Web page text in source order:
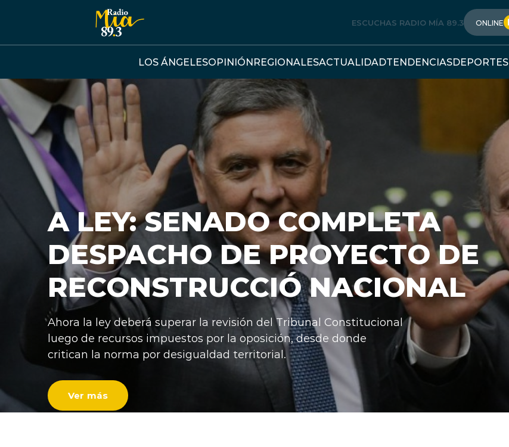
ESCUCHAS RADIO MÍA 89.3 ONLINE
LOS ÁNGELESOPINIÓNREGIONALESACTUALIDADTENDENCIASDEPORTES
A LEY: SENADO COMPLETA
DESPACHO DE PROYECTO DE
RECONSTRUCCIÓ NACIONAL
Ahora la ley deberá superar la revisión del Tribunal Constitucional
luego de recursos impuestos por la oposición, desde donde
critican la norma por desigualdad territorial.
Ver más